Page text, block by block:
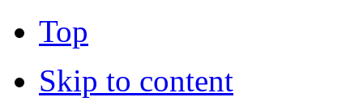
Top
Skip to content